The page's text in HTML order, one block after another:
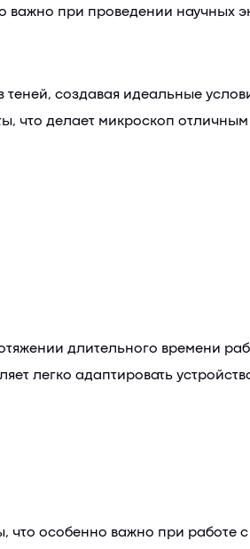
важно при проведении научных
создавая идеальные
что делает микроскоп
длительного времени
легко адаптировать
особенно важно при работе